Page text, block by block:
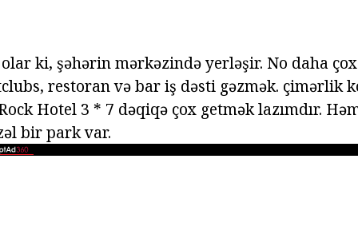
ki, şəhərin mərkəzində yerləşir. No daha
restoran və bar iş dəsti gəzmək. çimərlik
Hotel 3 * 7 dəqiqə çox getmək lazımdır.
bir park var.